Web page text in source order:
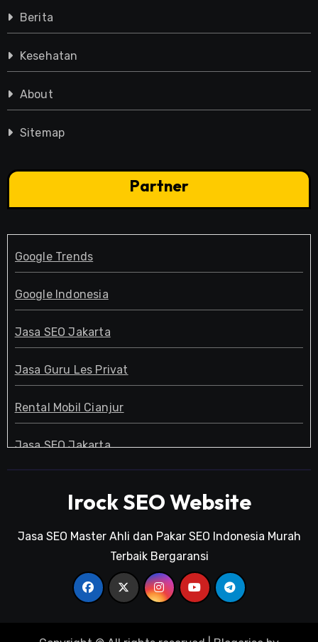
Berita
Kesehatan
About
Sitemap
Partner
Google Trends
Google Indonesia
Jasa SEO Jakarta
Jasa Guru Les Privat
Rental Mobil Cianjur
Jasa SEO Jakarta
Kursus SEO Jakarta
Irock SEO Website
Jasa SEO Master Ahli dan Pakar SEO Indonesia Murah
Terbaik Bergaransi